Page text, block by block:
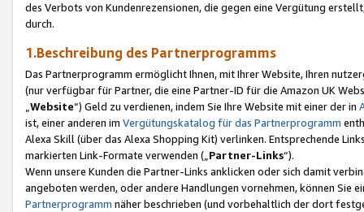
des Verbots von Kundenrezensionen, die gegen eine Vergütung
durch.
1.Beschreibung des Partnerprogramms
Das Partnerprogramm ermöglicht Ihnen, mit Ihrer Website, Ihren
(nur verfügbar für Partner, die eine Partner-ID für die Amazon UK
Website“) Geld zu verdienen, indem Sie Ihre Website mit einer der in
ist, einer anderen im Vergütungskatalog für das Partnerprogramm
Alexa Skill (über das Alexa Shopping Kit) verlinken. Entsprechende
markierten Link-Formate verwenden („ Partner-Links“).
Wenn unsere Kunden die Partner-Links anklicken oder sich damit
angeboten werden, oder andere Handlungen vornehmen, können Sie
Partnerprogramm näher beschrieben (und vorbehaltlich der dort